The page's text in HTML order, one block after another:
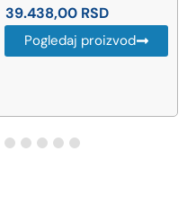
39.438,00 RSD
Pogledaj proizvod